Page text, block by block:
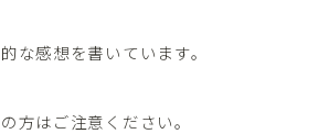
な感想を書いています。
方はご注意ください。